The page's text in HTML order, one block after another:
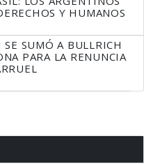
Y HUMANOS
SE SUMÓ A BULLRICH
PARA LA RENUNCIA